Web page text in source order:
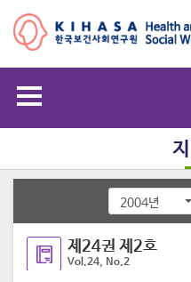
2004년
제24권 제2호
Vol.24, No.2